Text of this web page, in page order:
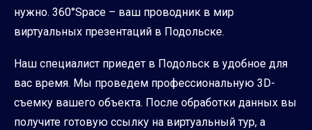
нужно. 360°Space – ваш проводник в мир
виртуальных презентаций в Подольске.
Наш специалист приедет в Подольск в удобное для
вас время. Мы проведем профессиональную 3D-
съемку вашего объекта. После обработки данных вы
получите готовую ссылку на виртуальный тур, а